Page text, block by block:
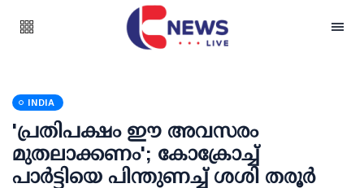
INDIA
'പ്രതിപക്ഷം ഈ അവസരം
മുതലാക്കണം'; കോക്രോച്ച്
പാര്‍ട്ടിയെ പിന്തുണച്ച് ശശി തരൂര്‍